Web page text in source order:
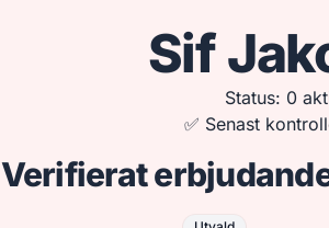
Sif
Status: 0
✅ Senast
Verifierat